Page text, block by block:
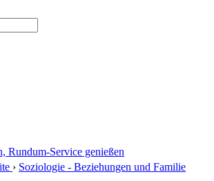
Rundum-Service genießen
› Soziologie - Beziehungen und Familie